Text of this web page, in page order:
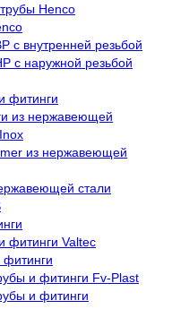
Henco
с внутренней резьбой
с наружной резьбой
фитинги
из нержавеющей
из нержавеющей
стали
фитинги Valtec
и фитинги Fv-Plast
и фитинги